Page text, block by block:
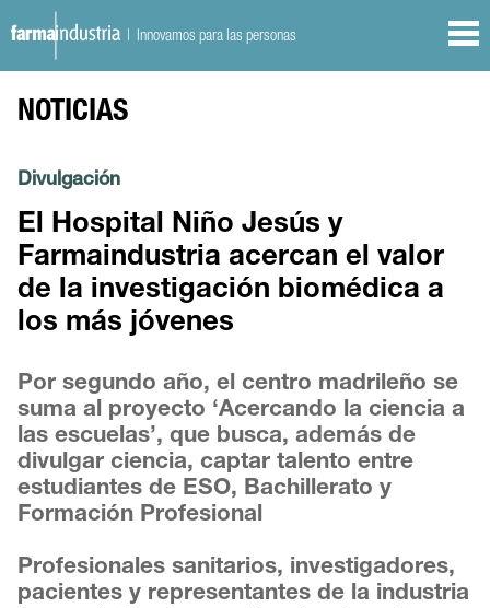
| Innovamos para las personas
NOTICIAS
Divulgación
El Hospital Niño Jesús y
Farmaindustria acercan el valor
de la investigación biomédica a
los más jóvenes
Por segundo año, el centro madrileño se
suma al proyecto ‘Acercando la ciencia a
las escuelas’, que busca, además de
divulgar ciencia, captar talento entre
estudiantes de ESO, Bachillerato y
Formación Profesional
Profesionales sanitarios, investigadores,
pacientes y representantes de la industria